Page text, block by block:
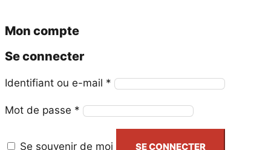
Mon compte
Se connecter
Identifiant ou e-mail * Obligatoire
Mot de passe * Obligatoire
Se souvenir de moi SE CONNECTER